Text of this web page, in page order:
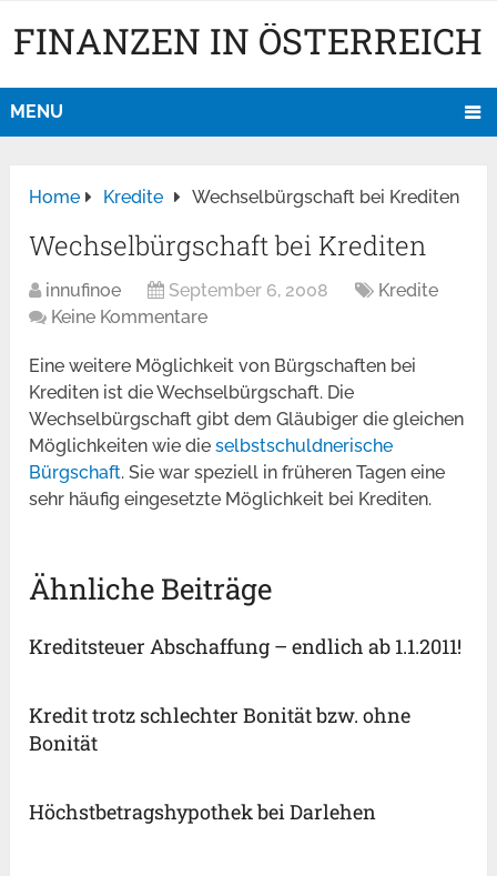
FINANZEN IN ÖSTERREICH
MENU
Home Kredite Wechselbürgschaft bei Krediten
Wechselbürgschaft bei Krediten
innufinoe September 6, 2008
Kredite
Keine Kommentare
Eine weitere Möglichkeit von Bürgschaften bei
Krediten ist die Wechselbürgschaft. Die
Wechselbürgschaft gibt dem Gläubiger die gleichen
Möglichkeiten wie dieselbstschuldnerische
Bürgschaft. Sie war speziell in früheren Tagen eine
sehr häufig eingesetzte Möglichkeit bei Krediten.
Ähnliche Beiträge
Kreditsteuer Abschaffung – endlich ab 1.1.2011!
Kredit trotz schlechter Bonität bzw. ohne
Bonität
Höchstbetragshypothek bei Darlehen